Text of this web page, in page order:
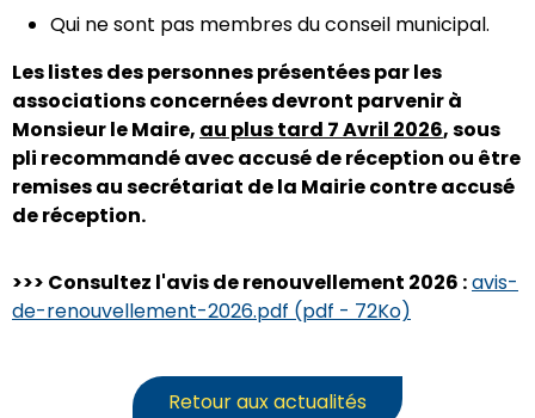
Qui ne sont pas membres du conseil municipal.
Les listes des personnes présentées par les
associations concernées devront parvenir à
Monsieur le Maire, au plus tard 7 Avril 2026, sous
pli recommandé avec accusé de réception ou être
remises au secrétariat de la Mairie contre accusé
de réception.
>>> Consultez l'avis de renouvellement 2026 :avis-
de-renouvellement-2026.pdf (pdf - 72Ko)
Retour aux actualités